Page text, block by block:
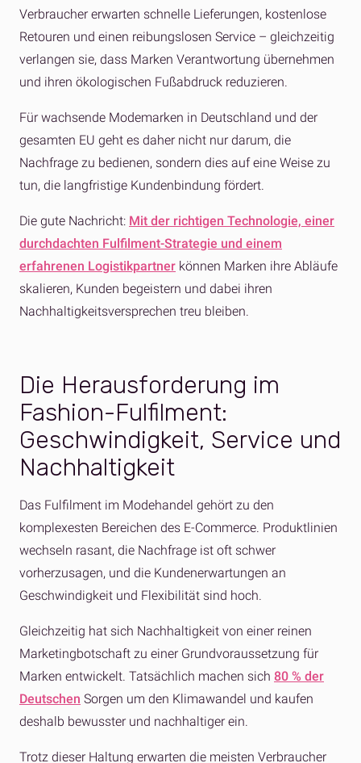
Verbraucher erwarten schnelle Lieferungen, kostenlose
Retouren und einen reibungslosen Service – gleichzeitig
verlangen sie, dass Marken Verantwortung übernehmen
und ihren ökologischen Fußabdruck reduzieren.
Für wachsende Modemarken in Deutschland und der
gesamten EU geht es daher nicht nur darum, die
Nachfrage zu bedienen, sondern dies auf eine Weise zu
tun, die langfristige Kundenbindung fördert.
Die gute Nachricht: Mit der richtigen Technologie, einer
durchdachten Fulfilment-Strategie und einem
erfahrenen Logistikpartner können Marken ihre Abläufe
skalieren, Kunden begeistern und dabei ihren
Nachhaltigkeitsversprechen treu bleiben.
Die Herausforderung im
Fashion-Fulfilment:
Geschwindigkeit, Service und
Nachhaltigkeit
Das Fulfilment im Modehandel gehört zu den
komplexesten Bereichen des E-Commerce. Produktlinien
wechseln rasant, die Nachfrage ist oft schwer
vorherzusagen, und die Kundenerwartungen an
Geschwindigkeit und Flexibilität sind hoch.
Gleichzeitig hat sich Nachhaltigkeit von einer reinen
Marketingbotschaft zu einer Grundvoraussetzung für
Marken entwickelt. Tatsächlich machen sich 80 % der
Deutschen Sorgen um den Klimawandel und kaufen
deshalb bewusster und nachhaltiger ein.
Trotz dieser Haltung erwarten die meisten Verbraucher